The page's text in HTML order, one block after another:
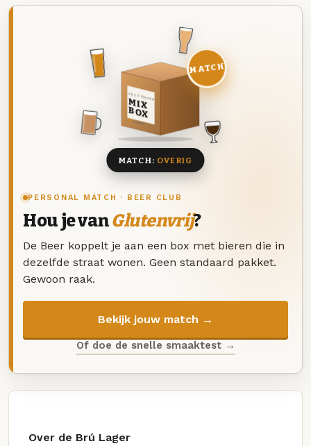
PERSONAL MATCH · BEER CLUB
Hou je vanGlutenvrij?
De Beer koppelt je aan een box met bieren die in
dezelfde straat wonen. Geen standaard pakket.
Gewoon raak.
Bekijk jouw match →
Of doe de snelle smaaktest →
DEZE MAAND
MIX
BOX
8 BIEREN
MATCH
MATCH: OVERIG
Over de Brú Lager